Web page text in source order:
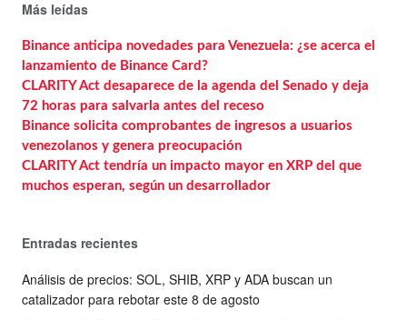
Más leídas
Binance anticipa novedades para Venezuela: ¿se acerca el
lanzamiento de Binance Card?
CLARITY Act desaparece de la agenda del Senado y deja
72 horas para salvarla antes del receso
Binance solicita comprobantes de ingresos a usuarios
venezolanos y genera preocupación
CLARITY Act tendría un impacto mayor en XRP del que
muchos esperan, según un desarrollador
Entradas recientes
Análisis de precios: SOL, SHIB, XRP y ADA buscan un
catalizador para rebotar este 8 de agosto